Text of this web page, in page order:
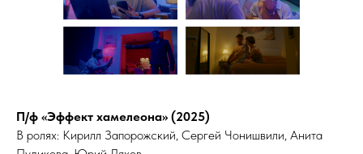
П/ф «Эффект хамелеона» (2025)
В ролях: Кирилл Запорожский, Сергей Чонишвили, Анита